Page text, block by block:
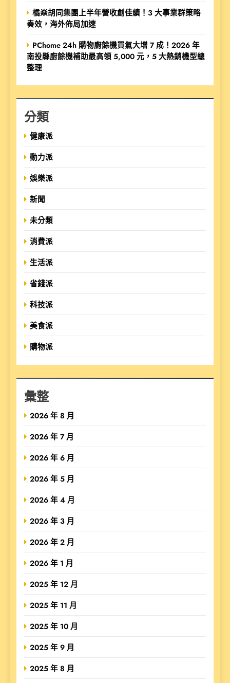
橘焱胡同集團上半年營收創佳績！3 大事業群策略
奏效，海外佈局加速
PChome 24h 購物廚餘機買氣大增 7 成！2026 年
南投縣廚餘機補助最高領 5,000 元，5 大熱銷機型總
整理
分類
健康派
動力派
娛樂派
新聞
未分類
消費派
生活派
省錢派
科技派
美食派
購物派
彙整
2026 年 8 月
2026 年 7 月
2026 年 6 月
2026 年 5 月
2026 年 4 月
2026 年 3 月
2026 年 2 月
2026 年 1 月
2025 年 12 月
2025 年 11 月
2025 年 10 月
2025 年 9 月
2025 年 8 月